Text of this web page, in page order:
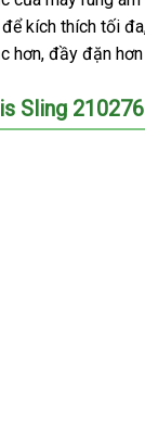
sỉ
có
nên
để kích thích tối đa
hơnbình
, đầy đặn hơn
Sling